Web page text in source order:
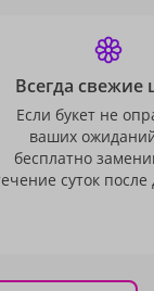
Всегда свежие
Если букет не
ваших
бесплатно
суток после